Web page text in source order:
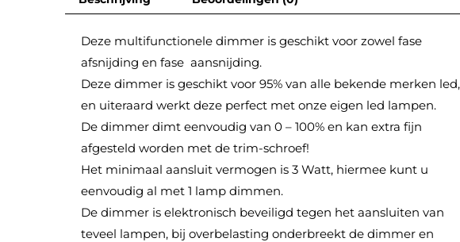
Deze multifunctionele dimmer is geschikt voor zowel fase
afsnijding en fase aansnijding.
Deze dimmer is geschikt voor 95% van alle bekende merken led,
en uiteraard werkt deze perfect met onze eigen led lampen.
De dimmer dimt eenvoudig van 0 – 100% en kan extra fijn
afgesteld worden met de trim-schroef!
Het minimaal aansluit vermogen is 3 Watt, hiermee kunt u
eenvoudig al met 1 lamp dimmen.
De dimmer is elektronisch beveiligd tegen het aansluiten van
teveel lampen, bij overbelasting onderbreekt de dimmer en